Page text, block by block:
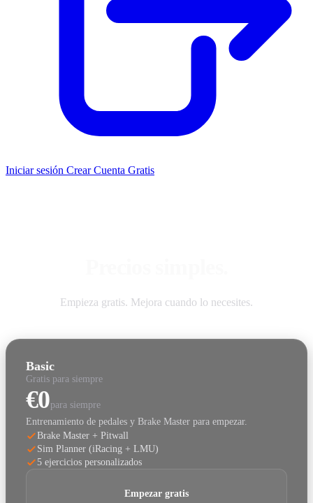
Iniciar sesión Crear Cuenta Gratis
Empieza gratis. Mejora cuando lo necesites.
Basic
Gratis para siempre
€0para siempre
Entrenamiento de pedales y Brake Master para empezar.
Brake Master + Pitwall
Sim Planner (iRacing + LMU)
5 ejercicios personalizados
Empezar gratis